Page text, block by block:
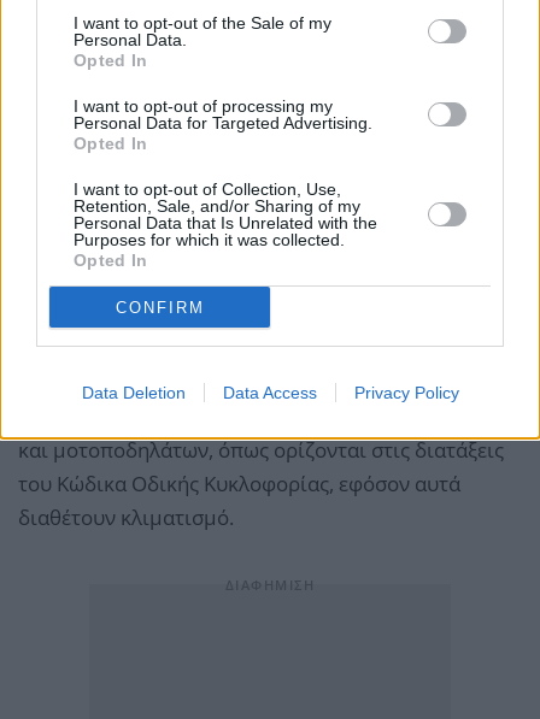
I want to opt-out of the Sale of my
Personal Data.
Opted In
I want to opt-out of processing my
Personal Data for Targeted Advertising.
Opted In
I want to opt-out of Collection, Use,
Retention, Sale, and/or Sharing of my
Personal Data that Is Unrelated with the
Purposes for which it was collected.
Opted In
CONFIRM
Data Deletion Data Access Privacy Policy
Στην περίπτωση που εφαρμοστεί το μέτρο της
delivery, τούτο αφορά όλες τις επιχειρήσεις που
διενεργούν delivery είτε διατηρούν φυσικό
κατάστημα είτε ψηφιακή πλατφόρμα.
Δύναται ωστόσο να διατηρείται ενεργή η επιλογή της
παραγγελιοληψίας με παραλαβή του χρήστη
απευθείας από το κατάστημα/σημείο παραλαβής
(takeaway), καθώς και η ενδεχόμενη δυνατότητα
εκτέλεσης της παραγγελίας με οχήματα ιδιωτικής και
και μοτοποδηλάτων, όπως ορίζονται στις διατάξεις
του Κώδικα Οδικής Κυκλοφορίας, εφόσον αυτά
διαθέτουν κλιματισμό.